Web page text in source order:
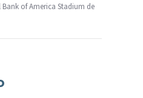
of America Stadium de